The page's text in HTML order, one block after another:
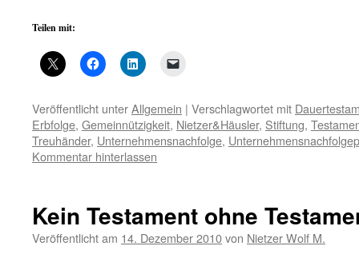
Teilen mit:
Veröffentlicht unterAllgemein | Verschlagwortet mit
Erbfolge, Gemeinnützigkeit, Nietzer&Häusler, Stiftung,
Treuhänder, Unternehmensnachfolge,
Kommentar hinterlassen
Kein Testament ohne
Veröffentlicht am 14. Dezember 2010von Nietzer Wolf M.